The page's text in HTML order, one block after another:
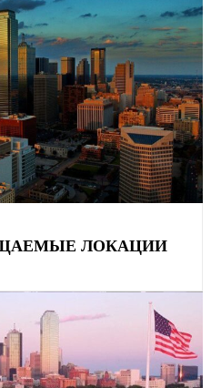
ЛОКАЦИИ